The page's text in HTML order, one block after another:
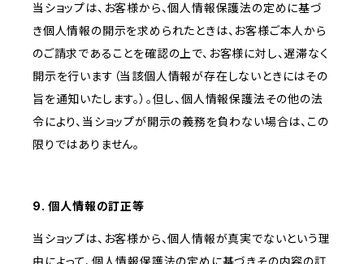
当ショップは、お客様から、個人情報保護法の定めに基づ
き個人情報の開示を求められたときは、お客様ご本人から
のご請求であることを確認の上で、お客様に対し、遅滞なく
開示を行います（当該個人情報が存在しないときにはその
旨を通知いたします。）。但し、個人情報保護法その他の法
令により、当ショップが開示の義務を負わない場合は、この
限りではありません。
9. 個人情報の訂正等
当ショップは、お客様から、個人情報が真実でないという理